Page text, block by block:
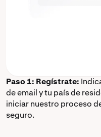
Paso 1: Regístrate:
de email y tu país de
iniciar nuestro proceso
seguro.